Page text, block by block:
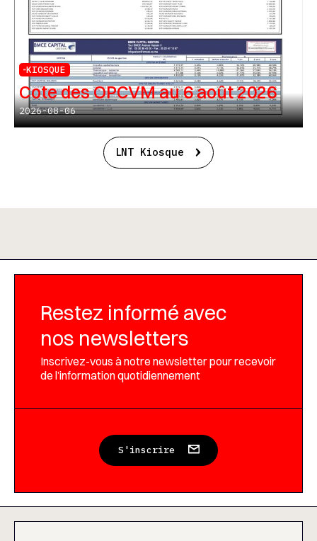
KIOSQUE
Cote des OPCVM au 6 août 2026
2026-08-06
LNT Kiosque
Restez informé avec
nos newsletters
Inscrivez-vous à notre newsletter pour recevoir
de l’information quotidiennement
S'inscrire